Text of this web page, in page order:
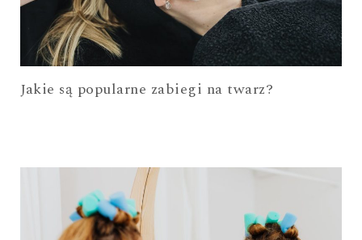
Jakie są popularne zabiegi na twarz?